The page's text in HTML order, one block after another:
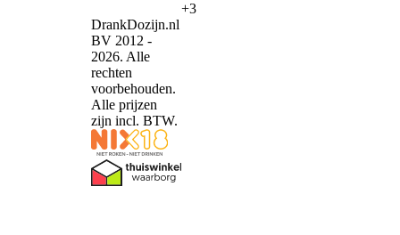
+3
DrankDozijn.nl
BV 2012 -
2026. Alle
rechten
voorbehouden.
Alle prijzen
zijn incl. BTW.